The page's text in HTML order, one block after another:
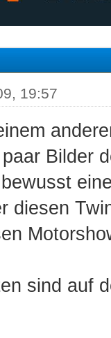
19:57
Bilder
diesen
sind auf